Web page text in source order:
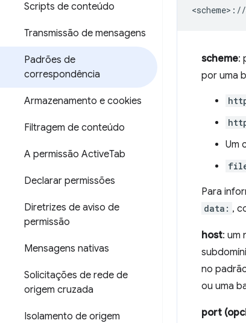
Scripts de conteúdo
Transmissão de mensagens
Padrões de
correspondência
Armazenamento e cookies
Filtragem de conteúdo
A permissão ActiveTab
Declarar permissões
Diretrizes de aviso de
permissão
Mensagens nativas
Solicitações de rede de
origem cruzada
Isolamento de origem
scheme:
por uma
Um
Para
data: ,
host: um
no
ou uma
port